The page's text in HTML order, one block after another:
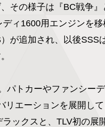
その様子は『BC戦争』
ィ1600用エンジンを移
が追加され、以後SSS
パトカーやファンシー
リエーションを展開して
ックスと、TLV初の展